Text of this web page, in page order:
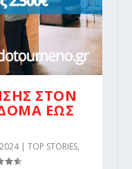
ΣΤΟΝ
ΕΩΣ
| TOP STORIES,